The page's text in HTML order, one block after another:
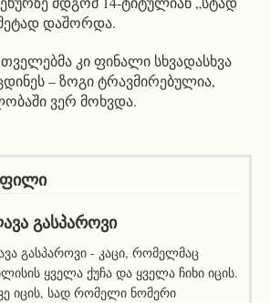
დაშორდა.
კი ფინალი სხვადასხვა
– ზოგი ტრავმირებულია,
ვერ მოხვდა.
ᲒᲐᲡᲞᲐᲠᲝᲕᲘ
გასპაროვი - კაცი, რომელმაც
ყველა ქუჩა და ყველა ჩიხი იცის.
იცის, სად რომელი ნომერი